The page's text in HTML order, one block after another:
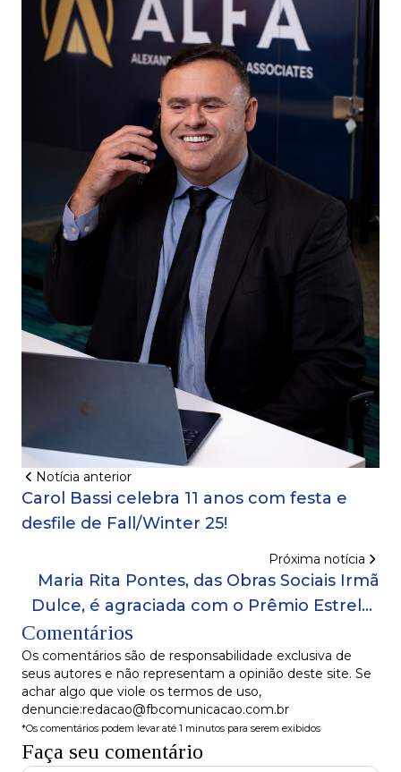
Notícia anterior
Carol Bassi celebra 11 anos com festa e
desfile de Fall/Winter 25!
Próxima notícia
Maria Rita Pontes, das Obras Sociais Irmã
Dulce, é agraciada com o Prêmio Estrelas
Comentários
Os comentários são de responsabilidade exclusiva de
seus autores e não representam a opinião deste site. Se
achar algo que viole os termos de uso,
denuncie:redacao@fbcomunicacao.com.br
*Os comentários podem levar até 1 minutos para serem exibidos
Faça seu comentário